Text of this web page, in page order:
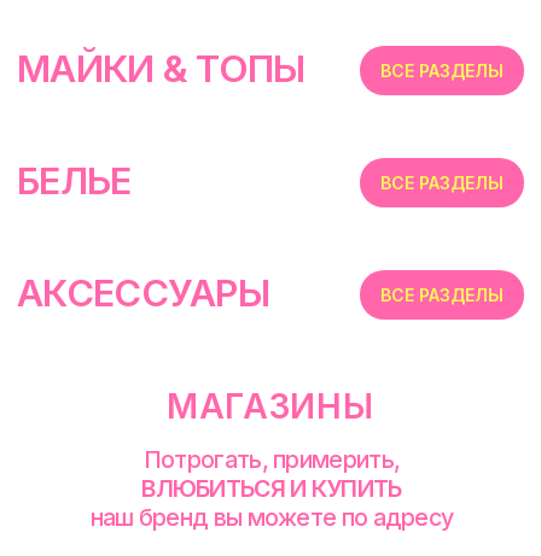
Потрогать, примерить,
ВЛЮБИТЬСЯ И КУПИТЬ